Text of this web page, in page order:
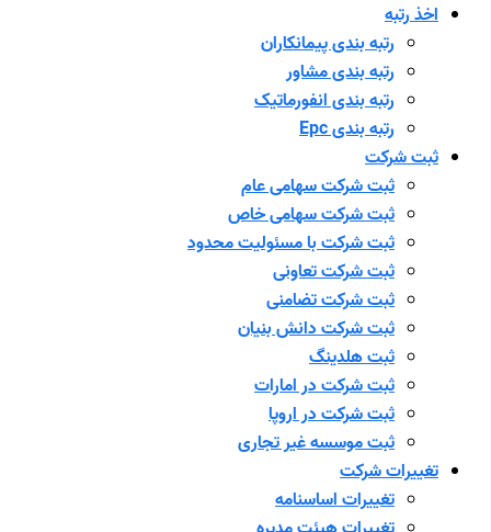
اخذ رتبه
رتبه بندی پیمانکاران
رتبه بندی مشاور
رتبه بندی انفورماتیک
رتبه بندی Epc
ثبت شرکت
ثبت شرکت سهامی عام
ثبت شرکت سهامی خاص
ثبت شرکت با مسئولیت محدود
ثبت شرکت تعاونی
ثبت شرکت تضامنی
ثبت شرکت دانش بنیان
ثبت هلدینگ
ثبت شرکت در امارات
ثبت شرکت در اروپا
ثبت موسسه غیر تجاری
تغییرات شرکت
تغییرات اساسنامه